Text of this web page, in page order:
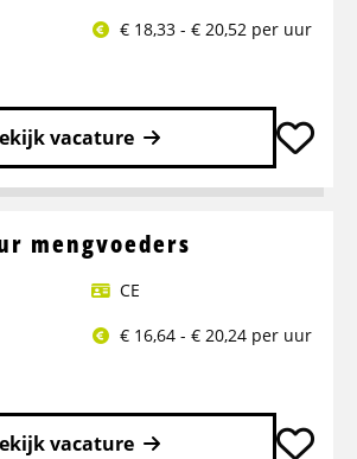
€ 18,33 - € 20,52 per uur
vacature
mengvoeders
CE
€ 16,64 - € 20,24 per uur
vacature